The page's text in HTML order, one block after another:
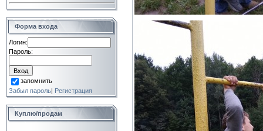
Форма входа
Логин:
Пароль:
запомнить
Забыл пароль| Регистрация
Куплю/продам